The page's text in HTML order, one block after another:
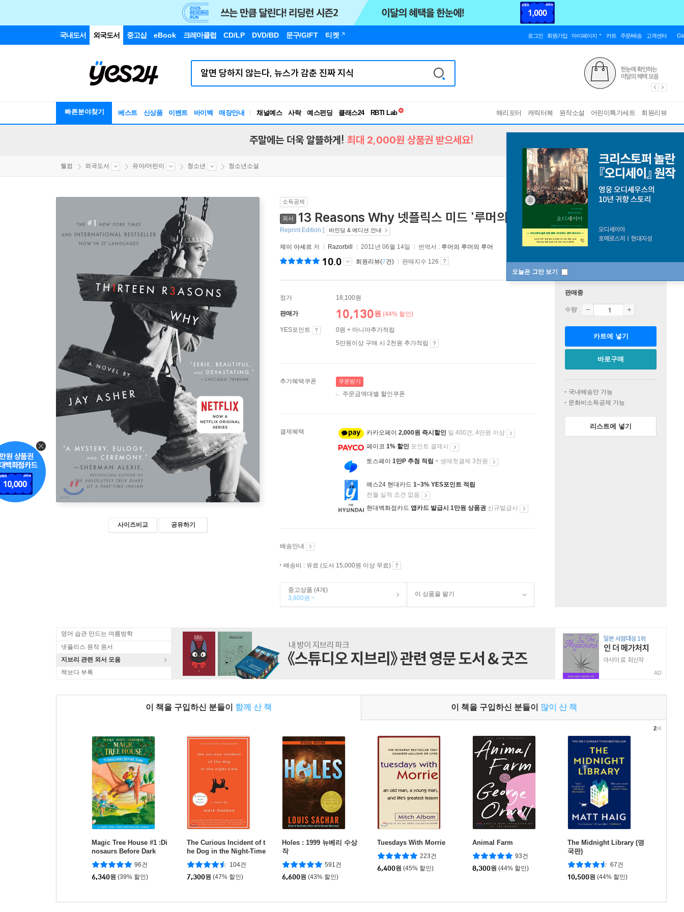
국내도서 외국도서 중고샵 eBook 크레마클럽 CD/LP DVD/BD 문구/GIFT 티켓 로그인 회원가입 마이페이지 카트 주문/배송 고객센터
빠른분야찾기 베스트 신상품 이벤트 바이백 매장안내 채널예스 사락 예스펀딩 클래스24
독서유형검사
해리포터 캐릭터북 원작소설 어린이특가세트 회원리뷰
오늘은 그만 보기
주말에는 더욱 알뜰하게! 최대 2,000원 상품권 받으세요!
웰컴 외국도서 유아/어린이 청소년 청소년소설
사이즈비교 공유하기
소득공제
외서 13 Reasons Why 넷플릭스 미드 '루머의 루머의 루머' 원작 소설
Reprint Edition ]
바인딩 & 에디션 안내
제이 아셰르 저 Razorbill 2011년 06월 14일 번역서 : 루머의 루머의 루머
10.0 회원리뷰(7건) 판매지수 126
정가 18,100원
판매가 10,130원 (44% 할인)
YES포인트
0원 + 마니아추가적립
5만원이상 구매 시 2천원 추가적립
추가혜택쿠폰 쿠폰받기
주문금액대별 할인쿠폰
결제혜택 카카오페이 2,000원 즉시할인 일 400건, 4만원 이상
페이코 1% 할인 포인트 결제시
토스페이 1만P 추첨 적립 + 생애첫결제 3천원
예스24 현대카드 1~3% YES포인트 적립
전월 실적 조건 없음
현대백화점카드 앱카드 발급시 1만원 상품권 신규발급시
배송안내
배송비 : 유료 (도서 15,000원 이상 무료)
중고상품 (4개)
3,800원 ~
이 상품을 팔기
판매중
수량
카트에 넣기
바로구매
국내배송만 가능
문화비소득공제 가능
리스트에 넣기
영어 습관 만드는 여름방학
넷플리스 원작 원서
지브리 관련 외서 모음
책보다 부록
AD
이 책을 구입하신 분들이 함께 산 책 이 책을 구입하신 분들이 많이 산 책
Magic Tree House #1 :Di
nosaurs Before Dark
96건
6,340원 (39% 할인)
The Curious Incident of t
he Dog in the Night-Time
104건
7,300원 (47% 할인)
Holes : 1999 뉴베리 수상
작
591건
6,600원 (43% 할인)
Tuesdays With Morrie
223건
6,400원 (45% 할인)
Animal Farm
93건
8,300원 (44% 할인)
The Midnight Library (영
국판)
67건
10,500원 (44% 할인)
2/4